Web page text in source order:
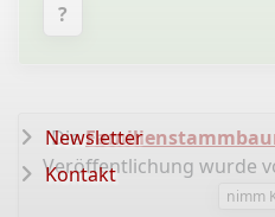
?
Die
Veröffentlichung wurde
nimm
Newsletter
Kontakt